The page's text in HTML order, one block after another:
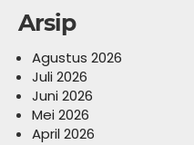
Arsip
Agustus 2026
Juli 2026
Juni 2026
Mei 2026
April 2026